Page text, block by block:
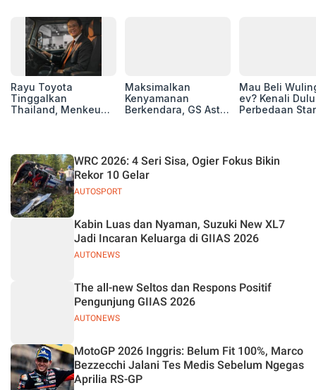
Rayu Toyota
Tinggalkan
Thailand, Menkeu
Basis Produksi
ASEAN
Maksimalkan
Kenyamanan
Berkendara, GS Astra
2026
Mau Beli
ev? Kenali Dulu
Perbedaan
AUTOSPORT
WRC 2026: 4 Seri Sisa, Ogier Fokus Bikin
Rekor 10 Gelar
AUTONEWS
Kabin Luas dan Nyaman, Suzuki New XL7
Jadi Incaran Keluarga di GIIAS 2026
AUTONEWS
The all-new Seltos dan Respons Positif
Pengunjung GIIAS 2026
MotoGP 2026 Inggris: Belum Fit 100%, Marco
Bezzecchi Jalani Tes Medis Sebelum Ngegas
Aprilia RS-GP